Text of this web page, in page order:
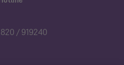
/ 919240